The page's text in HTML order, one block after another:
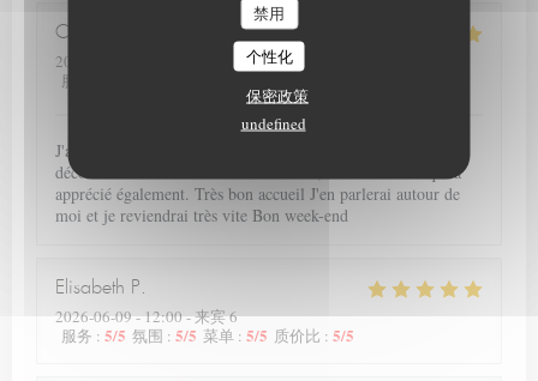
禁用
个性化
保密政策
undefined
Christiane
2026-06-12
服务
5/5
J'ai été ravie de redécouvrir votre resto avec cette nouvelle
déco et votre nouvelle carte très variée, avec une amie qui a
apprécié également. Très bon accueil J'en parlerai autour de
moi et je reviendrai très vite Bon week-end
Elisabeth P
2026-06-09- 12:00 - 来宾 6
服务 : 5/5 氛围 : 5/5 菜单 : 5/5 质价比 : 5/5